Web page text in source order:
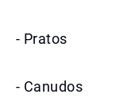
- Pratos
- Canudos